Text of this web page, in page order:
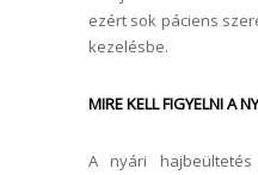
ezért sok páciens
kezelésbe.
MIRE KELL FIGYELNI A
A nyári